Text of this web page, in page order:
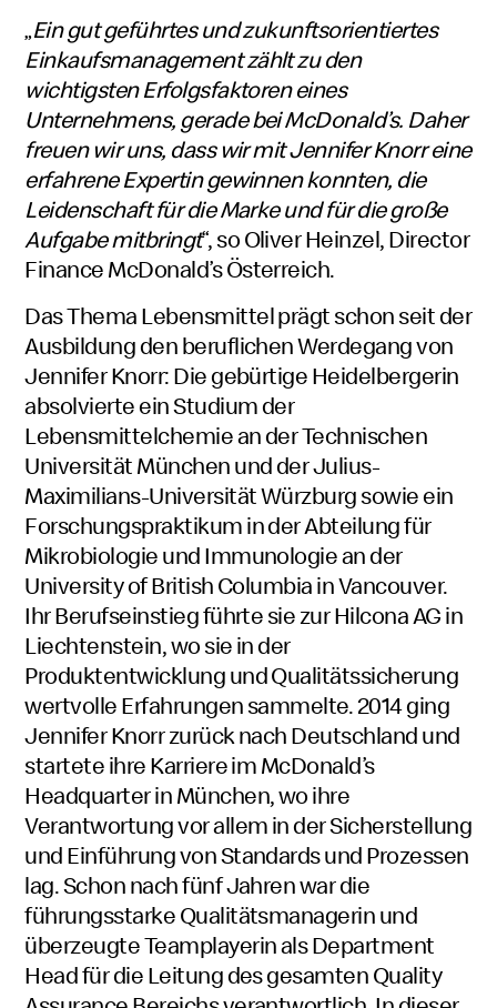
„Ein gut geführtes und zukunftsorientiertes
Einkaufsmanagement zählt zu den
wichtigsten Erfolgsfaktoren eines
Unternehmens, gerade bei McDonald’s. Daher
freuen wir uns, dass wir mit Jennifer Knorr eine
erfahrene Expertin gewinnen konnten, die
Leidenschaft für die Marke und für die große
Aufgabe mitbringt“, so Oliver Heinzel, Director
Finance McDonald’s Österreich.
Das Thema Lebensmittel prägt schon seit der
Ausbildung den beruflichen Werdegang von
Jennifer Knorr: Die gebürtige Heidelbergerin
absolvierte ein Studium der
Lebensmittelchemie an der Technischen
Universität München und der Julius-
Maximilians-Universität Würzburg sowie ein
Forschungspraktikum in der Abteilung für
Mikrobiologie und Immunologie an der
University of British Columbia in Vancouver.
Ihr Berufseinstieg führte sie zur Hilcona AG in
Liechtenstein, wo sie in der
Produktentwicklung und Qualitätssicherung
wertvolle Erfahrungen sammelte. 2014 ging
Jennifer Knorr zurück nach Deutschland und
startete ihre Karriere im McDonald’s
Headquarter in München, wo ihre
Verantwortung vor allem in der Sicherstellung
und Einführung von Standards und Prozessen
lag. Schon nach fünf Jahren war die
führungsstarke Qualitätsmanagerin und
überzeugte Teamplayerin als Department
Head für die Leitung des gesamten Quality